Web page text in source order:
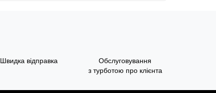
Швидка відправка
Обслуговування
з турботою про клієнта